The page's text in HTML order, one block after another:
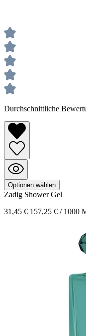
Durchschnittliche
Optionen wählen
Zadig Shower Gel
31,45 € 157,25 € / 1000